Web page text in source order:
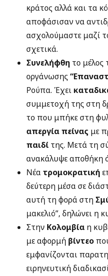
κράτος αλλά και τα
αποφάσισαν να
ασχολούμαστε μαζί
σχετικά.
Συνελήφθη το μέλος
οργάνωσης
Ρούπα. Έχει
συμμετοχή της στη
το που μπήκε στη
απεργία πείνας με
παιδί της. Μετά τη
ανακάλυψε αποθήκη
Νέα τρομοκρατική
δεύτερη μέσα σε
αυτή τη φορά στη
μακελιό”, δηλώνει η
Στην Κολομβία η
με αφορμή βίντεο
εμφανίζονται
ειρηνευτική